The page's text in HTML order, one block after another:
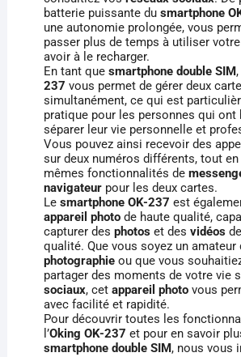
batterie puissante du smartphone
une autonomie prolongée, vous
passer plus de temps à utiliser
avoir à le recharger.
En tant que smartphone double SIM,
237 vous permet de gérer deux
simultanément, ce qui est
pratique pour les personnes qui ont
séparer leur vie personnelle et
Vous pouvez ainsi recevoir des
sur deux numéros différents, tout
mêmes fonctionnalités de
navigateurpour les deux cartes.
Le smartphone OK-237 est
appareil photode haute qualité,
capturer des photoset des vidéos
qualité. Que vous soyez un amateur
photographieou que vous
partager des moments de votre vie
sociaux, cet appareil photovous
avec facilité et rapidité.
Pour découvrir toutes les
l’Oking OK-237 et pour en savoir
smartphone double SIM, nous vous